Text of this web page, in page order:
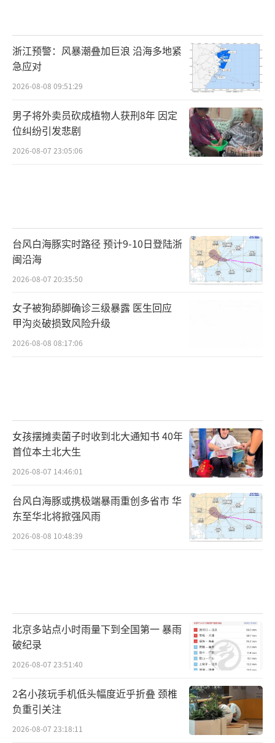
浙江预警：风暴潮叠加巨浪 沿海多地紧
急应对
2026-08-08 09:51:29
男子将外卖员砍成植物人获刑8年 因定
位纠纷引发悲剧
2026-08-07 23:05:06
台风白海豚实时路径 预计9-10日登陆浙
闽沿海
2026-08-07 20:35:50
女子被狗舔脚确诊三级暴露 医生回应
甲沟炎破损致风险升级
2026-08-08 08:17:06
女孩摆摊卖菌子时收到北大通知书 40年
首位本土北大生
2026-08-07 14:46:01
台风白海豚或携极端暴雨重创多省市 华
东至华北将掀强风雨
2026-08-08 10:48:39
北京多站点小时雨量下到全国第一 暴雨
破纪录
2026-08-07 23:51:40
2名小孩玩手机低头幅度近乎折叠 颈椎
负重引关注
2026-08-07 23:18:11